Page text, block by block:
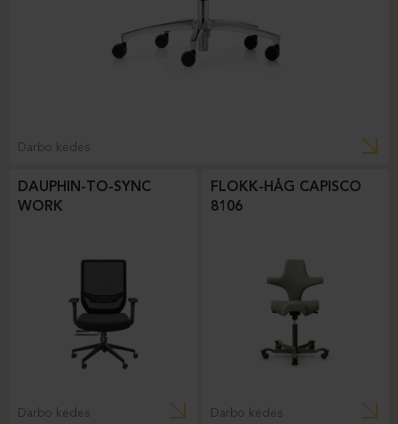
Darbo kėdės
DAUPHIN-TO-SYNC
WORK
Darbo kėdės
FLOKK-HÅG CAPISCO
8106
Darbo kėdės